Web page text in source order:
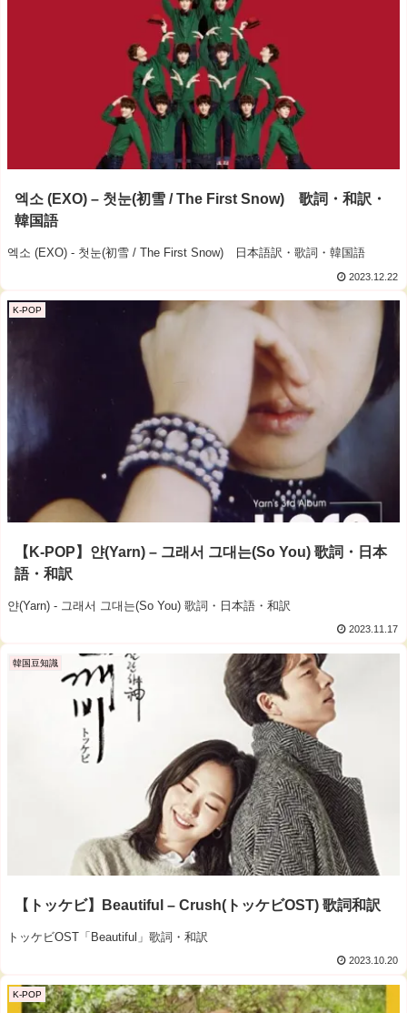
엑소 (EXO) – 첫눈(初雪 / The First Snow) 歌詞・和訳・
韓国語
엑소 (EXO) - 첫눈(初雪 / The First Snow) 日本語訳・歌詞・韓国語
2023.12.22
K-POP
【K-POP】얀(Yarn) – 그래서 그대는(So You) 歌詞・日本
語・和訳
얀(Yarn) - 그래서 그대는(So You) 歌詞・日本語・和訳
2023.11.17
韓国豆知識
【トッケビ】Beautiful – Crush(トッケビOST) 歌詞和訳
トッケビOST「Beautiful」歌詞・和訳
2023.10.20
K-POP